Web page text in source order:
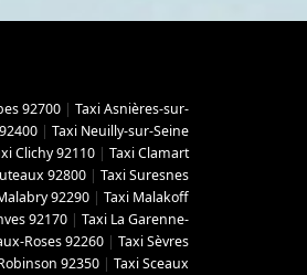
92700 | Taxi Asnières-sur-
| Taxi Neuilly-sur-Seine
Clichy 92110 | Taxi Clamart
92800 | Taxi Suresnes
92290 | Taxi Malakoff
92170 | Taxi La Garenne-
Roses 92260 | Taxi Sèvres
92350 | Taxi Sceaux